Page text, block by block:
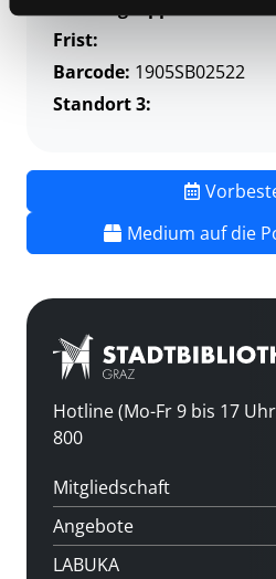
Frist:
Barcode: 1905SB02522
Standort 3:
Medium auf die
Hotline (Mo-Fr 9 bis 17
800
Mitgliedschaft
Angebote
LABUKA